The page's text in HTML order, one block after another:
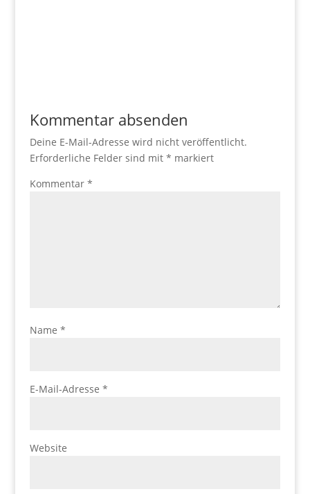
Kommentar absenden
Deine E-Mail-Adresse wird nicht veröffentlicht.
Erforderliche Felder sind mit * markiert
Kommentar *
Name *
E-Mail-Adresse *
Website